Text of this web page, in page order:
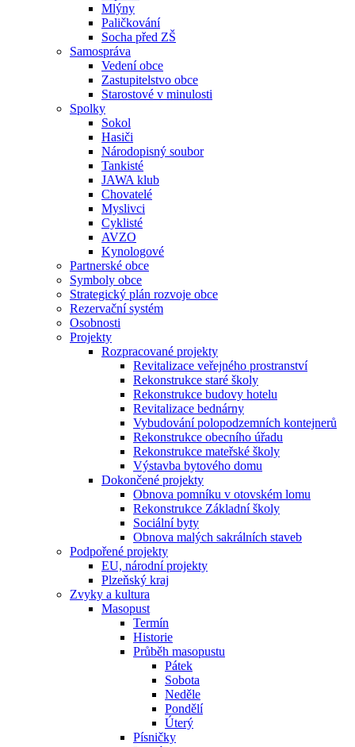
Mlýny
Paličkování
Socha před ZŠ
Samospráva
Vedení obce
Zastupitelstvo obce
Starostové v minulosti
Spolky
Sokol
Hasiči
Národopisný soubor
Tankisté
JAWA klub
Chovatelé
Myslivci
Cyklisté
AVZO
Kynologové
Partnerské obce
Symboly obce
Strategický plán rozvoje obce
Rezervační systém
Osobnosti
Projekty
Rozpracované projekty
Revitalizace veřejného prostranství
Rekonstrukce staré školy
Rekonstrukce budovy hotelu
Revitalizace bednárny
Vybudování polopodzemních kontejnerů
Rekonstrukce obecního úřadu
Rekonstrukce mateřské školy
Výstavba bytového domu
Dokončené projekty
Obnova pomníku v otovském lomu
Rekonstrukce Základní školy
Sociální byty
Obnova malých sakrálních staveb
Podpořené projekty
EU, národní projekty
Plzeňský kraj
Zvyky a kultura
Masopust
Termín
Historie
Průběh masopustu
Pátek
Sobota
Neděle
Pondělí
Úterý
Písničky